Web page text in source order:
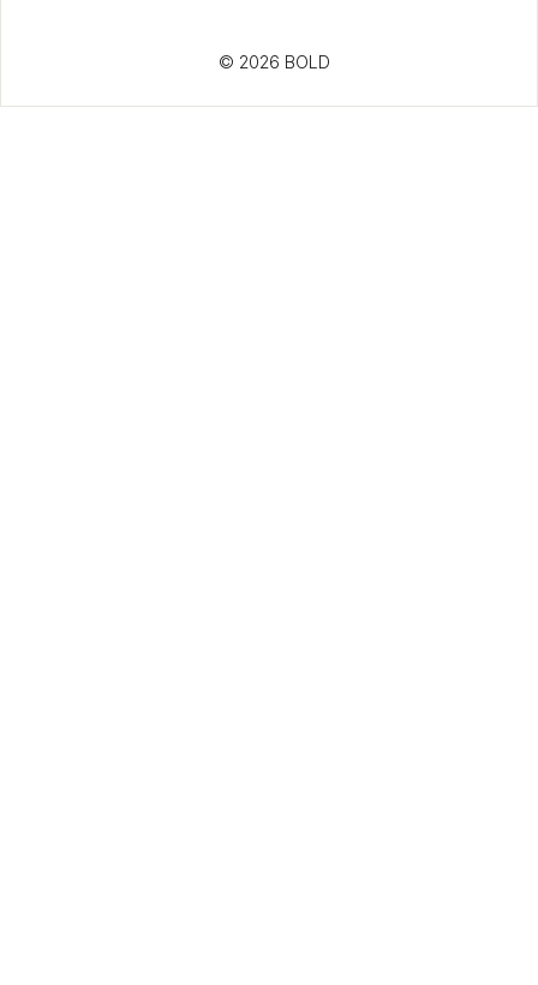
© 2026 BOLD